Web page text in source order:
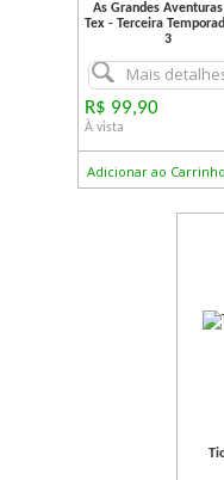
As Grandes
Tex - Terceira
3
Mais
R$ 99,90
À vista
Adicionar ao Carrinho